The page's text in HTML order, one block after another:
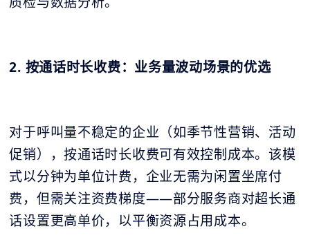
2. 按通话时长收费：业务量波动场景的优选
对于呼叫量不稳定的企业（如季节性营销、活动
促销），按通话时长收费可有效控制成本。该模
式以分钟为单位计费，企业无需为闲置坐席付
费，但需关注资费梯度——部分服务商对超长通
话设置更高单价，以平衡资源占用成本。